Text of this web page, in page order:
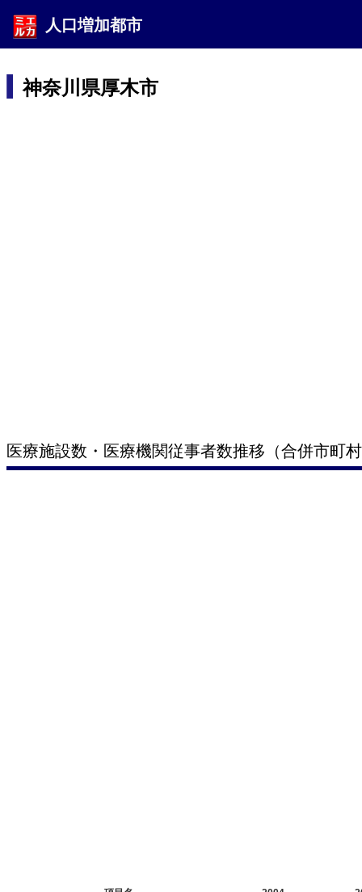
人口増加都市
神奈川県厚木市
医療施設数・医療機関従事者数推移（合併市町